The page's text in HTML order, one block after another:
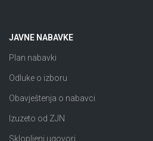
JAVNE NABAVKE
Plan nabavki
Odluke o izboru
Obavještenja o nabavci
Izuzeto od ZJN
Sklopljeni ugovori